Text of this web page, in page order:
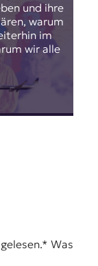
und ihre
warum
im
wir alle
Was